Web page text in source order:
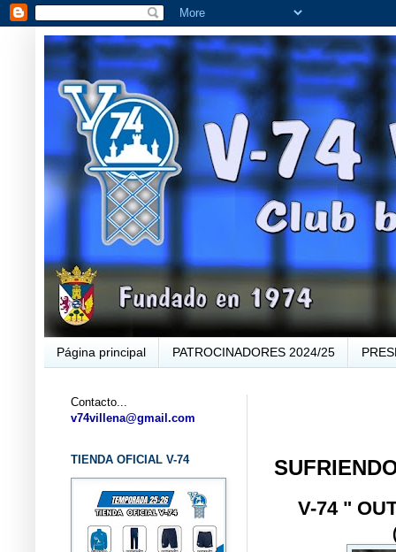
Página principal PATROCINADORES 2024/25
V-74 "
Contacto...
v74villena@gmail.com
TIENDA OFICIAL V-74